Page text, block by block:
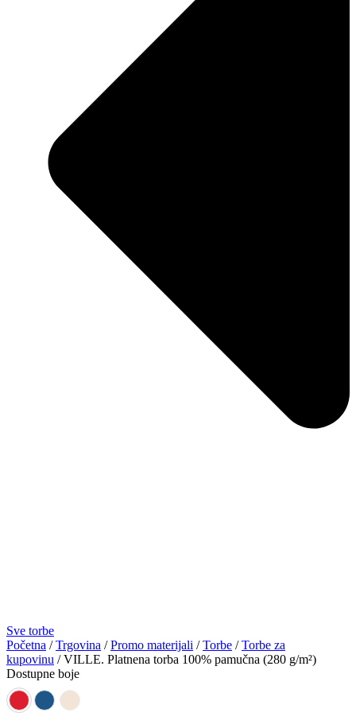
Sve torbe
Početna /Trgovina /Promo materijali /Torbe /Torbe za
kupovinu / VILLE. Platnena torba 100% pamučna (280 g/m²)
Dostupne boje